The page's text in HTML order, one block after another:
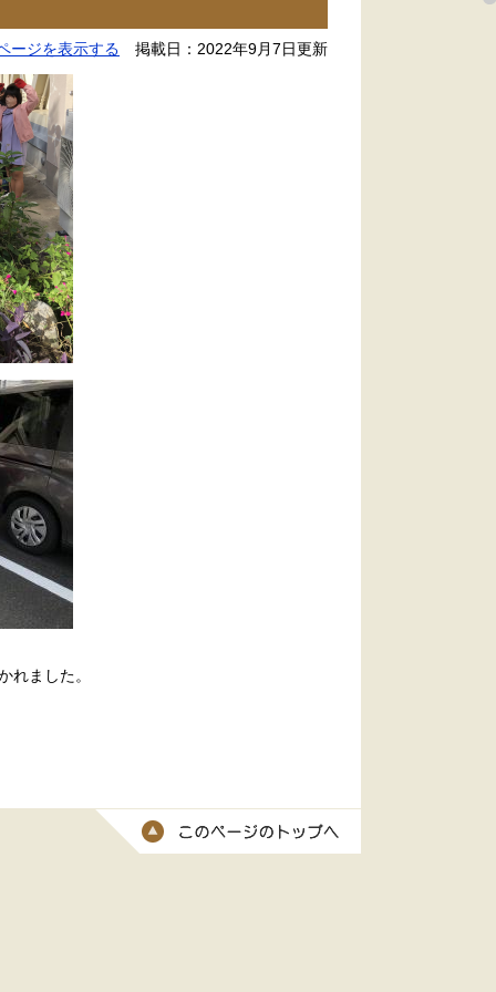
ージを表示する 掲載日：2022年9月7日更新
れました。